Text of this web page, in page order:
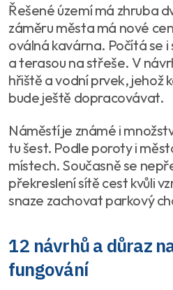
Řešené území má zhruba
záměru města má nové
oválná kavárna. Počítá se
a terasou na střeše. V
hřiště a vodní prvek, jehož
bude ještě dopracovávat.
Náměstí je známé i
tu šest. Podle poroty i
místech. Současně se
překreslení sítě cest kvůli
snaze zachovat parkový
12 návrhů a důraz
fungování